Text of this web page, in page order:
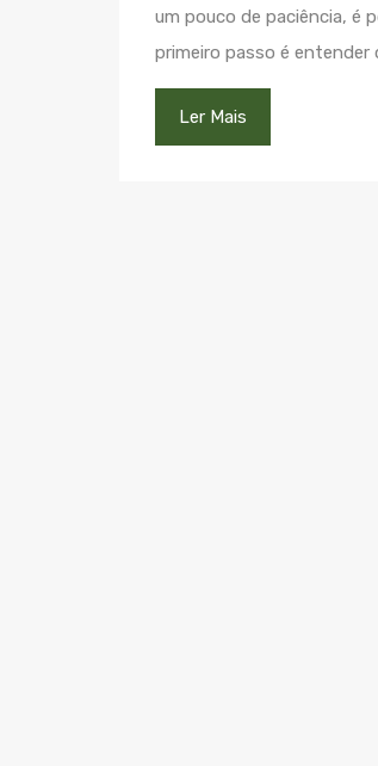
um pouco de paciência, é
primeiro passo é entender
Ler Mais